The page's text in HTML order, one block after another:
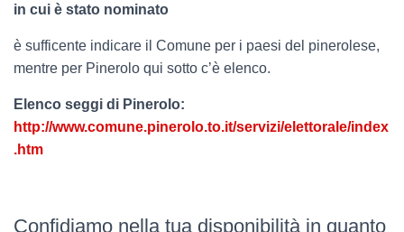
in cui è stato nominato
è sufficente indicare il Comune per i paesi del pinerolese,
mentre per Pinerolo qui sotto c’è elenco.
Elenco seggi di Pinerolo:
http://www.comune.pinerolo.to.it/servizi/elettorale/index
.htm
Confidiamo nella tua disponibilità in quanto